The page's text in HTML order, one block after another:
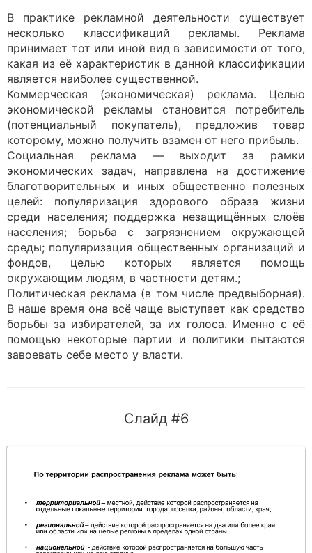
В практике рекламной деятельности существует
несколько классификаций рекламы. Реклама
принимает тот или иной вид в зависимости от того,
какая из её характеристик в данной классификации
является наиболее существенной.
Коммерческая (экономическая) реклама. Целью
экономической рекламы становится потребитель
(потенциальный покупатель), предложив товар
которому, можно получить взамен от него прибыль.
Социальная реклама — выходит за рамки
экономических задач, направлена на достижение
благотворительных и иных общественно полезных
целей: популяризация здорового образа жизни
среди населения; поддержка незащищённых слоёв
населения; борьба с загрязнением окружающей
среды; популяризация общественных организаций и
фондов, целью которых является помощь
окружающим людям, в частности детям.;
Политическая реклама (в том числе предвыборная).
В наше время она всё чаще выступает как средство
борьбы за избирателей, за их голоса. Именно с её
помощью некоторые партии и политики пытаются
завоевать себе место у власти.
Слайд #6